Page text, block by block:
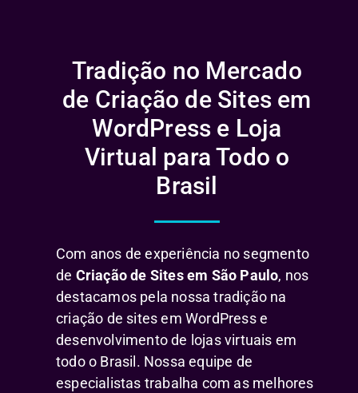
Tradição no Mercado
de Criação de Sites em
WordPress e Loja
Virtual para Todo o
Brasil
Com anos de experiência no segmento
de Criação de Sites em São Paulo, nos
destacamos pela nossa tradição na
criação de sites em WordPress e
desenvolvimento de lojas virtuais em
todo o Brasil. Nossa equipe de
especialistas trabalha com as melhores